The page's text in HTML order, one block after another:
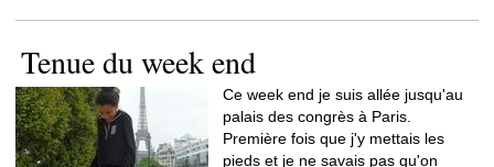
Tenue du week end
Ce week end je suis allée jusqu'au
palais des congrès à Paris.
Première fois que j'y mettais les
pieds et je ne savais pas qu'on